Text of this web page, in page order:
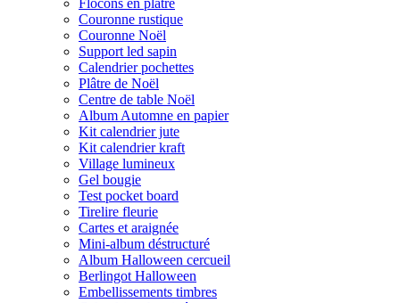
Flocons en plâtre
Couronne rustique
Couronne Noël
Support led sapin
Calendrier pochettes
Plâtre de Noël
Centre de table Noël
Album Automne en papier
Kit calendrier jute
Kit calendrier kraft
Village lumineux
Gel bougie
Test pocket board
Tirelire fleurie
Cartes et araignée
Mini-album déstructuré
Album Halloween cercueil
Berlingot Halloween
Embellissements timbres